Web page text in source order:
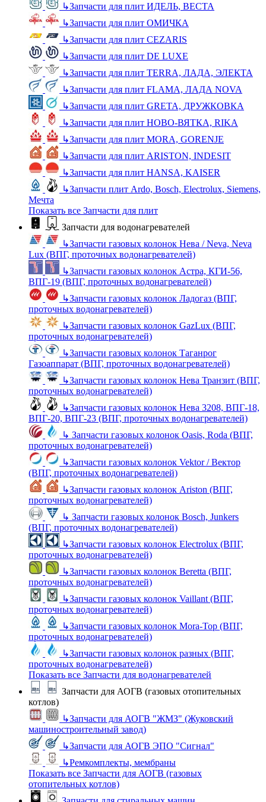
↳Запчасти для плит ИДЕЛЬ, ВЕСТА
↳Запчасти для плит ОМИЧКА
↳Запчасти для плит CEZARIS
↳Запчасти для плит DE LUXE
↳Запчасти для плит TERRA, ЛАДА, ЭЛЕКТА
↳Запчасти для плит FLAMA, ЛАДА NOVA
↳Запчасти для плит GRETA, ДРУЖКОВКА
↳Запчасти для плит НОВО-ВЯТКА, RIKA
↳Запчасти для плит MORA, GORENJE
↳Запчасти для плит ARISTON, INDESIT
↳Запчасти для плит HANSA, KAISER
↳Запчасти плит Ardo, Bosch, Electrolux, Siemens,
Мечта
Показать все Запчасти для плит
Запчасти для водонагревателей
↳Запчасти газовых колонок Нева / Neva, Neva
Lux (ВПГ, проточных водонагревателей)
↳Запчасти газовых колонок Астра, КГИ-56,
ВПГ-19 (ВПГ, проточных водонагревателей)
↳Запчасти газовых колонок Ладогаз (ВПГ,
проточных водонагревателей)
↳Запчасти газовых колонок GazLux (ВПГ,
проточных водонагревателей)
↳Запчасти газовых колонок Таганрог
Газоаппарат (ВПГ, проточных водонагревателей)
↳Запчасти газовых колонок Нева Транзит (ВПГ,
проточных водонагревателей)
↳Запчасти газовых колонок Нева 3208, ВПГ-18,
ВПГ-20, ВПГ-23 (ВПГ, проточных водонагревателей)
↳ Запчасти газовых колонок Oasis, Roda (ВПГ,
проточных водонагревателей)
↳Запчасти газовых колонок Vektor / Вектор
(ВПГ, проточных водонагревателей)
↳Запчасти газовых колонок Ariston (ВПГ,
проточных водонагревателей)
↳ Запчасти газовых колонок Bosch, Junkers
(ВПГ, проточных водонагревателей)
↳Запчасти газовых колонок Electrolux (ВПГ,
проточных водонагревателей)
↳Запчасти газовых колонок Beretta (ВПГ,
проточных водонагревателей)
↳Запчасти газовых колонок Vaillant (ВПГ,
проточных водонагревателей)
↳Запчасти газовых колонок Mora-Top (ВПГ,
проточных водонагревателей)
↳Запчасти газовых колонок разных (ВПГ,
проточных водонагревателей)
Показать все Запчасти для водонагревателей
Запчасти для АОГВ (газовых отопительных
котлов)
↳Запчасти для АОГВ "ЖМЗ" (Жуковский
машиностроительный завод)
↳Запчасти для АОГВ ЭПО "Сигнал"
↳Ремкомплекты, мембраны
Показать все Запчасти для АОГВ (газовых
отопительных котлов)